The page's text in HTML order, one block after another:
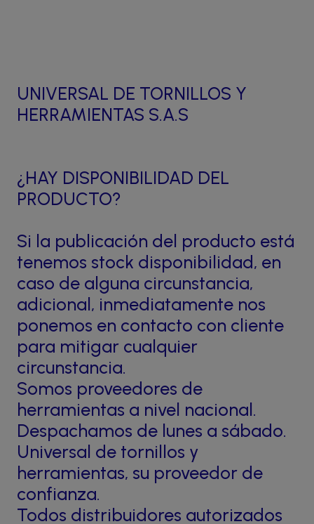
UNIVERSAL DE TORNILLOS Y
HERRAMIENTAS S.A.S
¿HAY DISPONIBILIDAD DEL
PRODUCTO?
Si la publicación del producto está
tenemos stock disponibilidad, en
caso de alguna circunstancia,
adicional, inmediatamente nos
ponemos en contacto con cliente
para mitigar cualquier
circunstancia.
Somos proveedores de
herramientas a nivel nacional.
Despachamos de lunes a sábado.
Universal de tornillos y
herramientas, su proveedor de
confianza.
Todos distribuidores autorizados